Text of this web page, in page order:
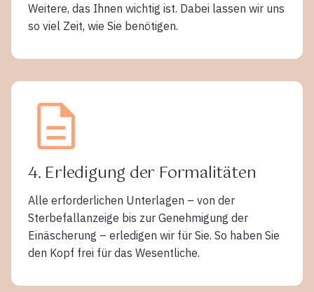
Weitere, das Ihnen wichtig ist. Dabei lassen wir uns
so viel Zeit, wie Sie benötigen.
4. Erledigung der Formalitäten
Alle erforderlichen Unterlagen – von der
Sterbefallanzeige bis zur Genehmigung der
Einäscherung – erledigen wir für Sie. So haben Sie
den Kopf frei für das Wesentliche.